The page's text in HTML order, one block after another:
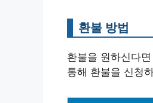
환불 방법
환불을 원하신다
통해 환불을 신청